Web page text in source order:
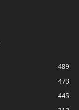
489
473
445